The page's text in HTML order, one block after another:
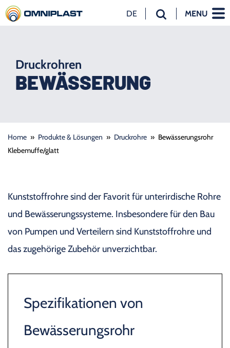
DE
MENU
Druckrohren
BEWÄSSERUNG
Home » Produkte & Lösungen » Druckrohre » Bewässerungsrohr
Klebemuffe/glatt
Kunststoffrohre sind der Favorit für unterirdische Rohre
und Bewässerungssysteme. Insbesondere für den Bau
von Pumpen und Verteilern sind Kunststoffrohre und
das zugehörige Zubehör unverzichtbar.
Spezifikationen von
Bewässerungsrohr